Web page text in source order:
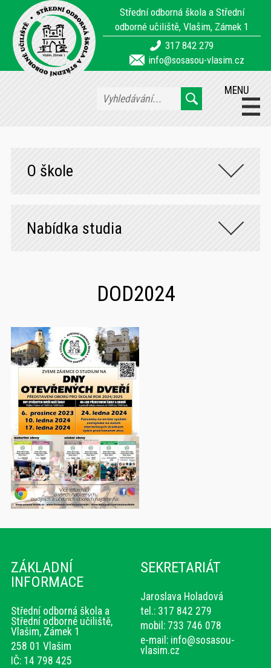
Střední odborná škola a Střední
odborné učiliště, Vlašim, Zámek 1
317 842 279
info@sosasou-vlasim.cz
MENU
O škole
Nabídka studia
DOD2024
ZÁKLADNÍ
INFORMACE
Střední odborná škola a
Střední odborné učiliště,
Vlašim, Zámek 1
258 01 Vlašim
IČ: 14 798 425
SEKRETARIÁT
Jaroslava Holadová
tel.: 317 842 279
mobil: 733 746 078
e-mail: info@sosasou-
vlasim.cz